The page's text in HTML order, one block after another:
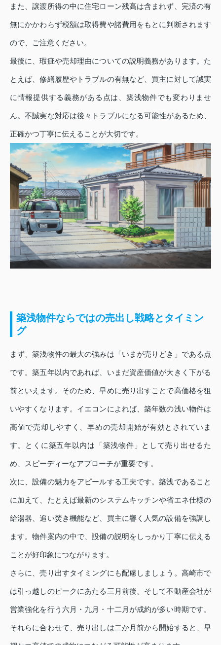
また、譲渡所得の中に住宅ローン残高は含まれず、完済の有
無にかかわらず税額は取得費や諸費用をもとに判断されます
ので、ご注意ください。
最後に、瑕疵や売却理由についての説明義務があります。た
とえば、修繕履歴やトラブルの有無など、買主に対して誠実
に情報提供する義務がある点は、築浅物件でも変わりませ
ん。不誠実な対応は後々トラブルになる可能性があるため、
正確かつ丁寧に伝えることが大切です。
築浅物件ならではの売出し戦略とタイミン
グ
まず、築浅物件の最大の強みは「いまが売りどき」である点
です。築五年以内であれば、いまだ資産価値が大きく下がる
前といえます。そのため、早めに売り出すことで高価格を狙
いやすくなります。イエコンによれば、築年数の浅い物件は
高値で売却しやすく、早めの売却開始が有効とされていま
す。とくに築五年以内は「築浅物件」として売り出せるた
め、スピーディーなアプローチが重要です。
次に、設備の魅力をアピールする工夫です。築浅であること
に加えて、たとえば最新のシステムキッチンや省エネ仕様の
給湯器、追い焚き機能など、買主に響く人気の設備を強調し
ます。物件案内の中で、設備の説明をしっかり丁寧に伝える
ことが好印象につながります。
さらに、売り出すタイミングにも配慮しましょう。高崎市で
は引っ越しのピークにあたる三月前後、そして不動産会社が
営業強化を行う六月・九月・十二月が成約が多い時期です。
それらに合わせて、売り出しは二か月前から開始すると、早